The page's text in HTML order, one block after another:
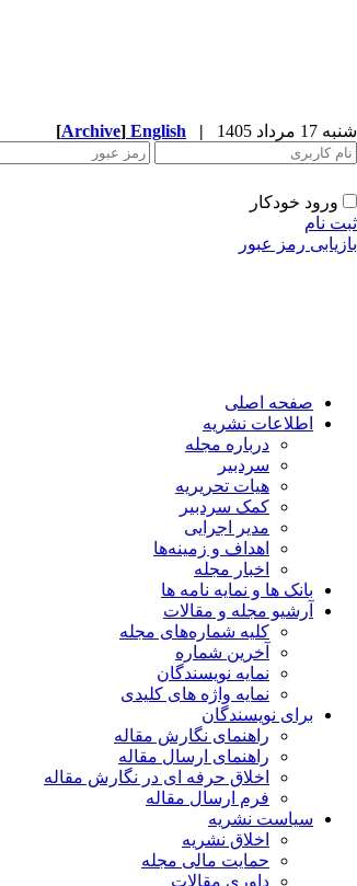
شنبه 17 مرداد 1405 |
English
[Archive]
ورود خودکار
ثبت نام
بازیابی رمز عبور
صفحه اصلی
اطلاعات نشریه
درباره مجله
سردبیر
هیات تحریریه
کمک سردبیر
مدیر اجرایی
اهداف و زمینه‌ها
اخبار مجله
بانک ها و نمایه نامه ها
آرشیو مجله و مقالات
کلیه شماره‌های مجله
آخرین شماره
نمایه نویسندگان
نمایه واژه های کلیدی
برای نویسندگان
راهنمای نگارش مقاله
راهنمای ارسال مقاله
اخلاق حرفه ای در نگارش مقاله
فرم ارسال مقاله
سیاست نشریه
اخلاق نشریه
حمایت مالی مجله
داوری مقالات